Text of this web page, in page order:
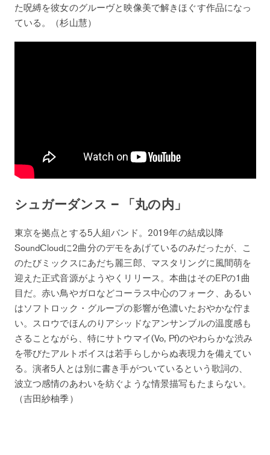
た呪縛を彼女のグルーヴと映像美で解きほぐす作品になっ
ている。（杉山慧）
シュガーダンス – 「丸の内」
東京を拠点とする5人組バンド。2019年の結成以降
SoundCloudに2曲分のデモをあげているのみだったが、こ
のたびミックスにあだち麗三郎、マスタリングに風間萌を
迎えた正式音源がようやくリリース。本曲はそのEPの1曲
目だ。赤い鳥やガロなどコーラス中心のフォーク、あるい
はソフトロック・グループの影響が色濃いたおやかな佇ま
い。スロウでほんのりアシッドなアンサンブルの温度感も
さることながら、特にサトウマイ(Vo, Pf)のやわらかな渋み
を帯びたアルトボイスは若手らしからぬ表現力を備えてい
る。演者5人とは別に書き手がついているという歌詞の、
波立つ感情のあわいを紡ぐような情景描写もたまらない。
（吉田紗柚季）